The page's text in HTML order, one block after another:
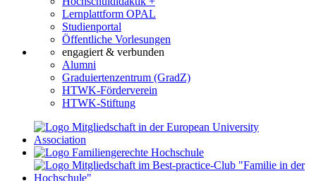
Lernplattform OPAL
Studienportal
Öffentliche Vorlesungen
engagiert & verbunden
Alumni
Graduiertenzentrum (GradZ)
HTWK-Förderverein
HTWK-Stiftung